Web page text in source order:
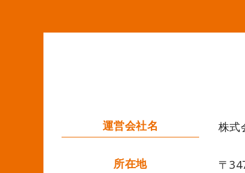
運営会社名 株
所在地 〒